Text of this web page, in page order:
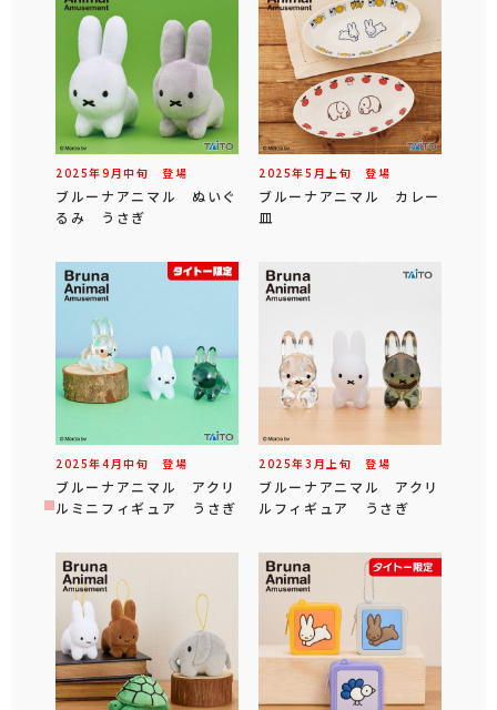
2025年9 月中旬 登場
ブルーナアニマル ぬいぐ
るみ うさぎ
2025年5 月 上旬 登場
ブルーナアニマル カレー
皿
2025年4 月中旬 登場
ブルーナアニマル アクリ
ルミニフィギュア うさぎ
2025年3 月 上旬 登場
ブルーナアニマル アクリ
ルフィギュア うさぎ